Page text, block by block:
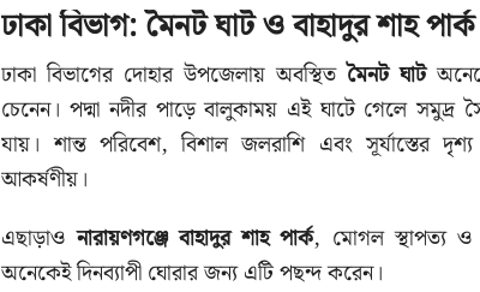
ঢাকা বিভাগ: মৈনট ঘাট ও বাহাদুর শাহ পার্ক
ঢাকা বিভাগের দোহার উপজেলায় অবস্থিতমৈনট ঘাট
চেনেন। পদ্মা নদীর পাড়ে বালুকাময় এই ঘাটে গেলে
যায়। শান্ত পরিবেশ, বিশাল জলরাশি এবং সূর্যাস্তের
আকর্ষণীয়।
এছাড়াওনারায়ণগঞ্জে বাহাদুর শাহ পার্ক, মোগল স্থাপত্য ও
অনেকেই দিনব্যাপী ঘোরার জন্য এটি পছন্দ করেন।